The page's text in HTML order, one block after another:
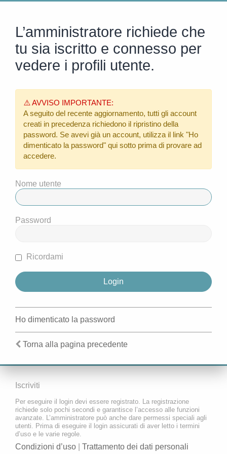
L’amministratore richiede che
tu sia iscritto e connesso per
vedere i profili utente.
⚠️ AVVISO IMPORTANTE:
A seguito del recente aggiornamento, tutti gli account
creati in precedenza richiedono il ripristino della
password. Se avevi già un account, utilizza il link "Ho
dimenticato la password" qui sotto prima di provare ad
accedere.
Nome utente
Password
Ricordami
Ho dimenticato la password
Torna alla pagina precedente
Iscriviti
Per eseguire il login devi essere registrato. La registrazione
richiede solo pochi secondi e garantisce l’accesso alle funzioni
avanzate. L’amministratore può anche dare permessi speciali agli
utenti. Prima di eseguire il login assicurati di aver letto i termini
d’uso e le varie regole.
Condizioni d’uso Trattamento dei dati personali